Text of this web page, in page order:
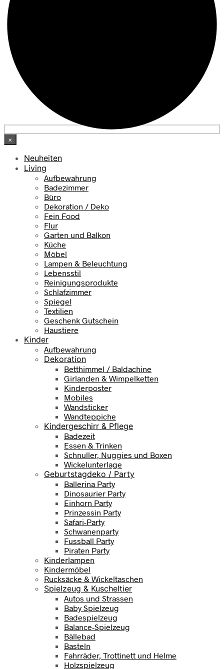
×
Neuheiten
Living
Aufbewahrung
Badezimmer
Büro
Dekoration / Deko
Fein Food
Flur
Garten und Balkon
Küche
Möbel
Lampen & Beleuchtung
Lebensstil
Reinigungsprodukte
Schlafzimmer
Spiegel
Textilien
Geschenk Gutschein
Haustiere
Kinder
Aufbewahrung
Dekoration
Betthimmel / Baldachine
Girlanden & Wimpelketten
Kinderposter
Mobiles
Wandsticker
Wandteppiche
Kindergeschirr & Pflege
Badezeit
Essen & Trinken
Schnuller, Nuggies und Boxen
Wickelunterlage
Geburtstagdeko / Party
Ballerina Party
Dinosaurier Party
Einhorn Party
Prinzessin Party
Safari-Party
Schwanenparty
Fussball Party
Piraten Party
Kinderlampen
Kindermöbel
Rucksäcke & Wickeltaschen
Spielzeug & Kuscheltier
Autos und Strassen
Baby Spielzeug
Badespielzeug
Balance-Spielzeug
Bällebad
Basteln
Fahrräder, Trottinett und Helme
Holzspielzeug